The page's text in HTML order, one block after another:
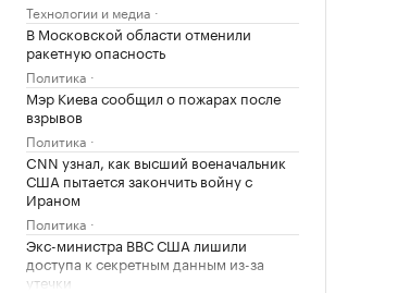
Технологии и медиа
В Московской области отменили
ракетную опасность
Политика
Мэр Киева сообщил о пожарах после
взрывов
Политика
CNN узнал, как высший военачальник
США пытается закончить войну с
Ираном
Политика
Экс-министра ВВС США лишили
доступа к секретным данным из-за
утечки